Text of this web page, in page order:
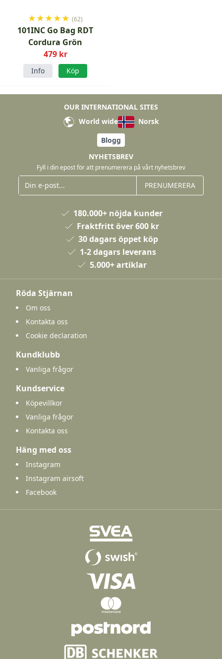
★★★★★ (62)
101INC Go Bag RDT
Cordura Grön
479 kr
Info Köp
OUR INTERNATIONAL SITES
World wide
Norsk
Blogg
NYHETSBREV
Fyll i din epost för att prenumerera på vårt nyhetsbrev
PRENUMERERA
180.000+ nöjda kunder
Fraktfritt över 600 kr
30 dagars öppet köp
1-2 dagars leverans
5.000+ artiklar
Röda Stjärnan
Om oss
Kontakta oss
Cookie declaration
Kundklubb
Vanliga frågor
Kundservice
Köpevillkor
Vanliga frågor
Kontakta oss
Häng med oss
Instagram
Instagram airsoft
Facebook